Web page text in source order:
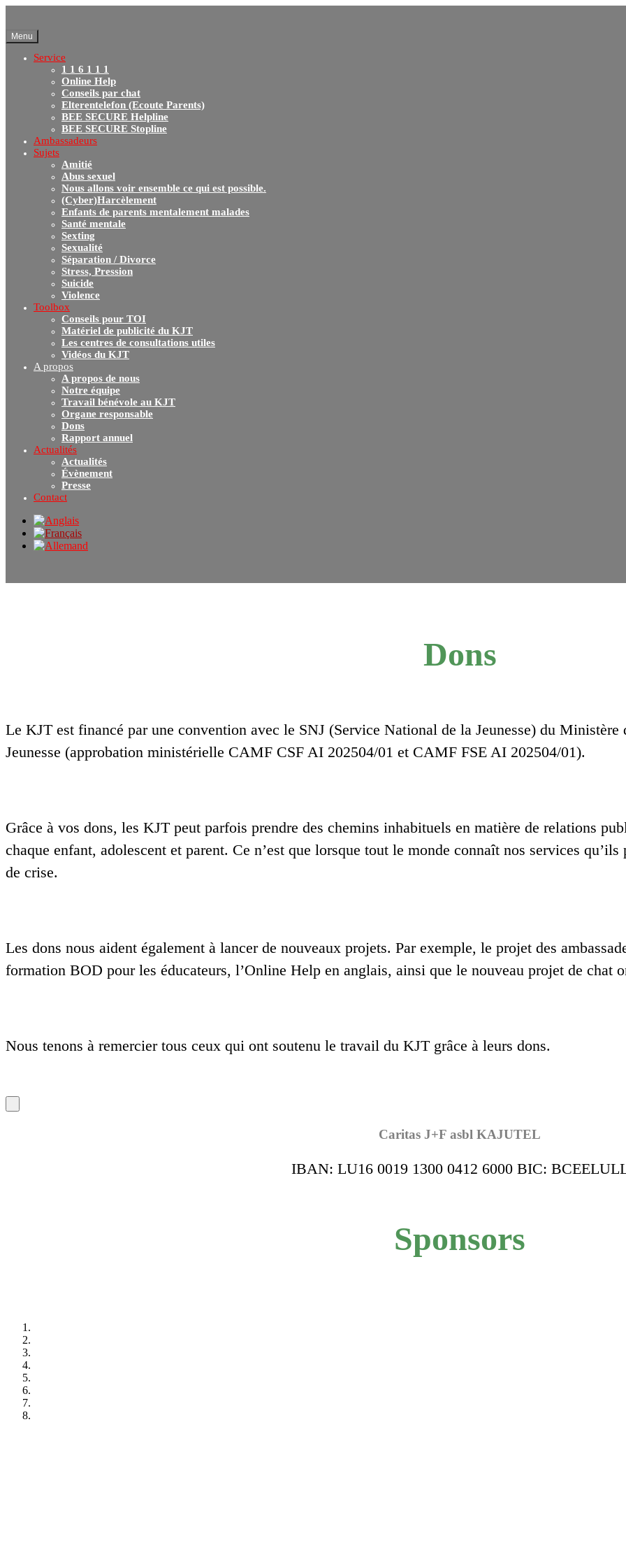
Menu
Service
1 1 6 1 1 1
Online Help
Conseils par chat
Elterentelefon (Ecoute Parents)
BEE SECURE Helpline
BEE SECURE Stopline
Ambassadeurs
Sujets
Amitié
Abus sexuel
Nous allons voir ensemble ce qui est possible.
(Cyber)Harcèlement
Enfants de parents mentalement malades
Santé mentale
Sexting
Sexualité
Séparation / Divorce
Stress, Pression
Suicide
Violence
Toolbox
Conseils pour TOI
Matériel de publicité du KJT
Les centres de consultations utiles
Vidéos du KJT
A propos
A propos de nous
Notre équipe
Travail bénévole au KJT
Organe responsable
Dons
Rapport annuel
Actualités
Actualités
Évènement
Presse
Contact
Dons
Le KJT est financé par une convention avec le SNJ (Service National de la Jeunesse) du Ministère
Jeunesse (approbation ministérielle CAMF CSF AI 202504/01 et CAMF FSE AI 202504/01).
Grâce à vos dons, les KJT peut parfois prendre des chemins inhabituels en matière de relations
chaque enfant, adolescent et parent. Ce n’est que lorsque tout le monde connaît nos services
de crise.
Les dons nous aident également à lancer de nouveaux projets. Par exemple, le projet des
formation BOD pour les éducateurs, l’Online Help en anglais, ainsi que le nouveau projet de chat
Nous tenons à remercier tous ceux qui ont soutenu le travail du KJT grâce à leurs dons.
Caritas J+F asbl KAJUTEL
IBAN: LU16 0019 1300 0412 6000 BIC:
Sponsors